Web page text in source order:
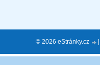
© 2026 eStránky.cz